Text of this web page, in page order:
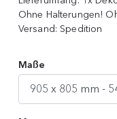
Ohne Halterungen!
Versand: Spedition
Maße